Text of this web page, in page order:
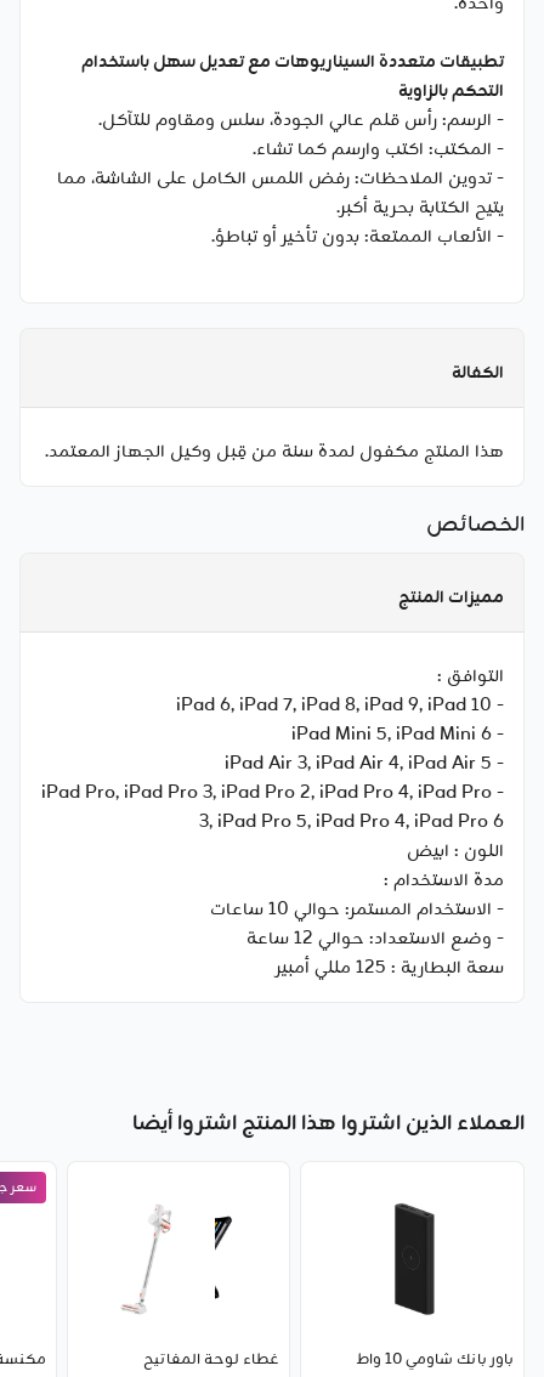
تطبيقات متعددة السيناريوهات مع تعديل سهل باستخدام
التحكم بالزاوية
- الرسم: رأس قلم عالي الجودة، سلس ومقاوم للتآكل.
- المكتب: اكتب وارسم كما تشاء.
- تدوين الملاحظات: رفض اللمس الكامل على الشاشة، مما
يتيح الكتابة بحرية أكبر.
- الألعاب الممتعة: بدون تأخير أو تباطؤ.
الكفالة
هذا المنتج مكفول لمدة سنة من قِبل وكيل الجهاز المعتمد.
الخصائص
مميزات المنتج
التوافق :
- iPad 6, iPad 7, iPad 8, iPad 9, iPad 10
- iPad Mini 5, iPad Mini 6
- iPad Air 3, iPad Air 4, iPad Air 5
- iPad Pro, iPad Pro 3, iPad Pro 2, iPad Pro 4, iPad Pro
3, iPad Pro 5, iPad Pro 4, iPad Pro 6
اللون : ابيض
مدة الاستخدام :
- الاستخدام المستمر: حوالي 10 ساعات
- وضع الاستعداد: حوالي 12 ساعة
سعة البطارية : 125 مللي أمبير
العملاء الذين اشتروا هذا المنتج اشتروا أيضا
باور بانك شاومي 10 واط
غطاء لوحة المفاتيح
سعر